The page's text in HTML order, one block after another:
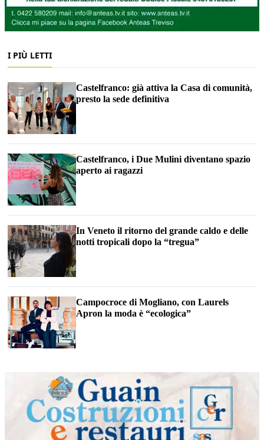
I PIÙ LETTI
Castelfranco: già attiva la Casa di comunità,
presto la sede definitiva
Castelfranco, i Due Mulini diventano spazio
aperto ai ragazzi
In Veneto il ritorno del grande caldo e delle
notti tropicali dopo la “tregua”
Campocroce di Mogliano, con Laurels
Apron la moda è “ecologica”